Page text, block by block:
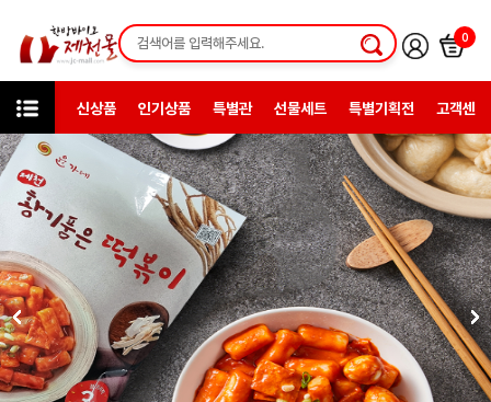
0
신상품 인기상품 특별관 선물세트 특별기획전 고객센터
카테고리 한방일반제품